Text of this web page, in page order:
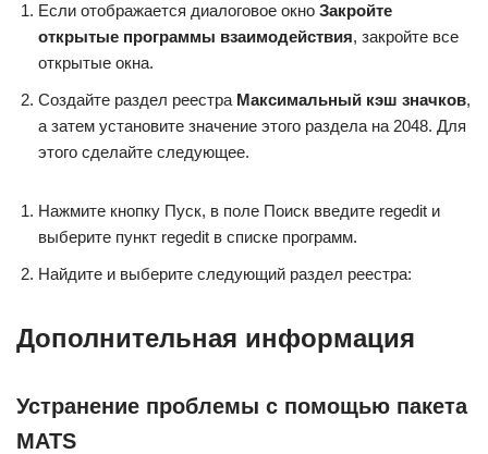
Если отображается диалоговое окно Закройте
открытые программы взаимодействия, закройте все
открытые окна.
Создайте раздел реестра Максимальный кэш значков,
а затем установите значение этого раздела на 2048. Для
этого сделайте следующее.
Нажмите кнопку Пуск, в поле Поиск введите regedit и
выберите пункт regedit в списке программ.
Найдите и выберите следующий раздел реестра:
Дополнительная информация
Устранение проблемы с помощью пакета
MATS